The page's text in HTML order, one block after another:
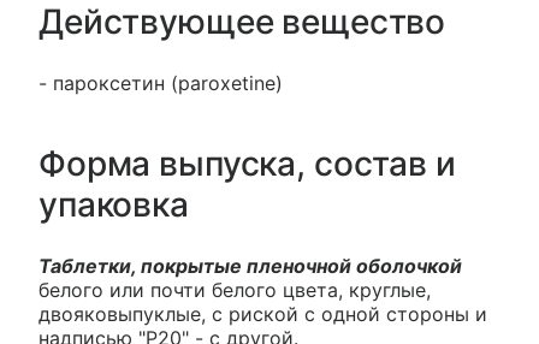
Действующее вещество
- пароксетин (paroxetine)
Форма выпуска, состав и
упаковка
Таблетки, покрытые пленочной оболочкой
белого или почти белого цвета, круглые,
двояковыпуклые, с риской с одной стороны и
надписью "P20" - с другой.